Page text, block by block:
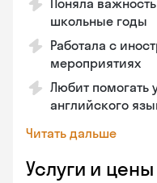
Поняла
школьные годы
Работала с
мероприятиях
Любит помогать
английского
Читать дальше
Услуги и цены